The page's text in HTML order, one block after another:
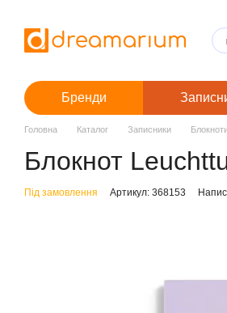
Бренди
Головна Каталог Записники
Блокнот
Під замовлення Артикул: 368153